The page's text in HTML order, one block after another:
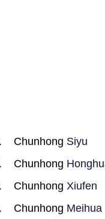
Chunhong Siyu
Chunhong
ChunhongXiufen
Chunhong Meihua